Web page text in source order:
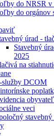
do NRSR v
do orgánov
úrad -
Stavebný
2025
na
služby DCOM
veci
stavebný